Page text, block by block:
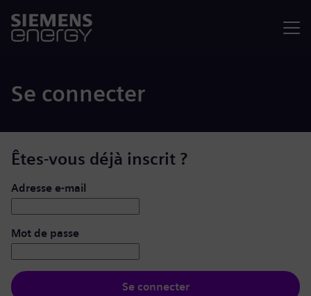
Se connecter
Êtes-vous déjà inscrit ?
Se connecter : nom d’utilisateur et mot de passe
Adresse e-mail
Mot de passe
Se connecter